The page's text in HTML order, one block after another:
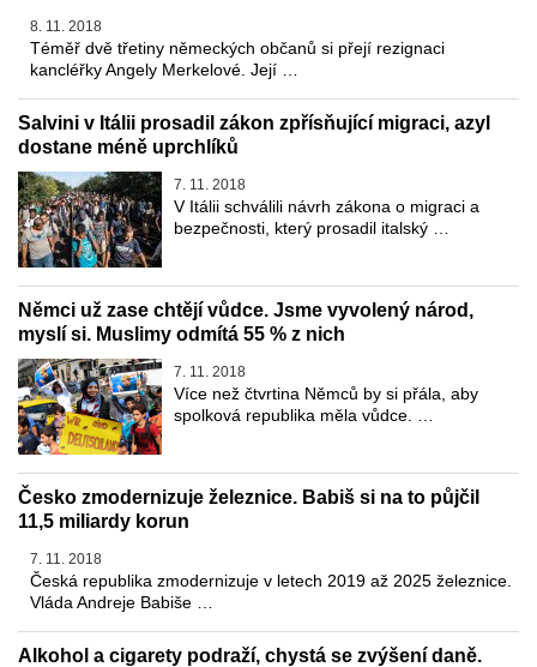
8. 11. 2018
Téměř dvě třetiny německých občanů si přejí rezignaci
kancléřky Angely Merkelové. Její …
Salvini v Itálii prosadil zákon zpřísňující migraci, azyl
dostane méně uprchlíků
7. 11. 2018
V Itálii schválili návrh zákona o migraci a
bezpečnosti, který prosadil italský …
Němci už zase chtějí vůdce. Jsme vyvolený národ,
myslí si. Muslimy odmítá 55 % z nich
7. 11. 2018
Více než čtvrtina Němců by si přála, aby
spolková republika měla vůdce. …
Česko zmodernizuje železnice. Babiš si na to půjčil
11,5 miliardy korun
7. 11. 2018
Česká republika zmodernizuje v letech 2019 až 2025 železnice.
Vláda Andreje Babiše …
Alkohol a cigarety podraží, chystá se zvýšení daně.